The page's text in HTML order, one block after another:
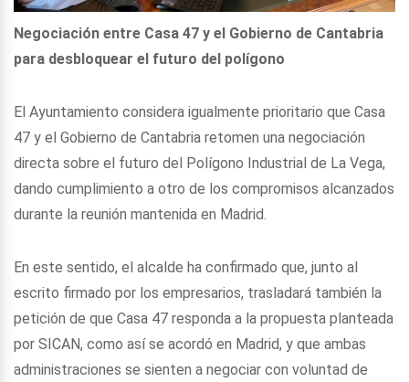
Negociación entre Casa 47 y el Gobierno de Cantabria
para desbloquear el futuro del polígono
El Ayuntamiento considera igualmente prioritario que Casa
47 y el Gobierno de Cantabria retomen una negociación
directa sobre el futuro del Polígono Industrial de La Vega,
dando cumplimiento a otro de los compromisos alcanzados
durante la reunión mantenida en Madrid.
En este sentido, el alcalde ha confirmado que, junto al
escrito firmado por los empresarios, trasladará también la
petición de que Casa 47 responda a la propuesta planteada
por SICAN, como así se acordó en Madrid, y que ambas
administraciones se sienten a negociar con voluntad de